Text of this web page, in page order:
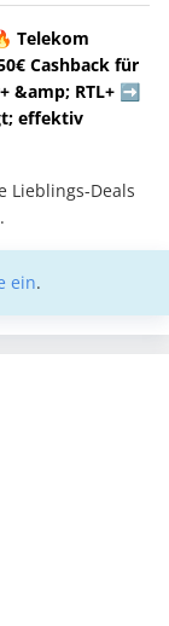
Telekom
Cashback für
&amp; RTL+ ➡️
effektiv
Lieblings-Deals
ein.